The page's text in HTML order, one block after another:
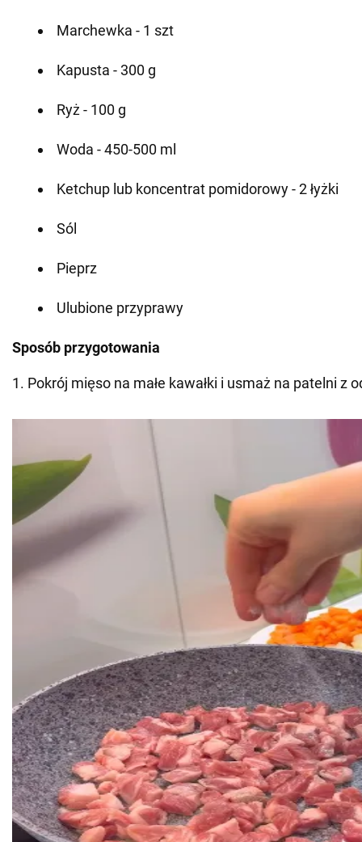
Marchewka - 1 szt
Kapusta - 300 g
Ryż - 100 g
Woda - 450-500 ml
Ketchup lub koncentrat pomidorowy - 2 łyżki
Sól
Pieprz
Ulubione przyprawy
Sposób przygotowania
1. Pokrój mięso na małe kawałki i usmaż na patelni z